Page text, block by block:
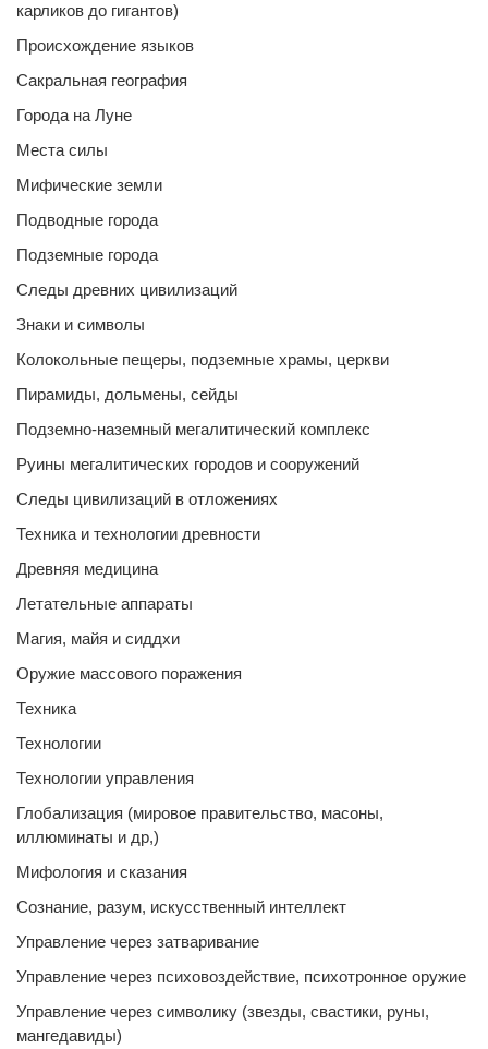
карликов до гигантов)
Происхождение языков
Сакральная география
Города на Луне
Места силы
Мифические земли
Подводные города
Подземные города
Следы древних цивилизаций
Знаки и символы
Колокольные пещеры, подземные храмы, церкви
Пирамиды, дольмены, сейды
Подземно-наземный мегалитический комплекс
Руины мегалитических городов и сооружений
Следы цивилизаций в отложениях
Техника и технологии древности
Древняя медицина
Летательные аппараты
Магия, майя и сиддхи
Оружие массового поражения
Техника
Технологии
Технологии управления
Глобализация (мировое правительство, масоны,
иллюминаты и др,)
Мифология и сказания
Сознание, разум, искусственный интеллект
Управление через затваривание
Управление через психовоздействие, психотронное оружие
Управление через символику (звезды, свастики, руны,
мангедавиды)